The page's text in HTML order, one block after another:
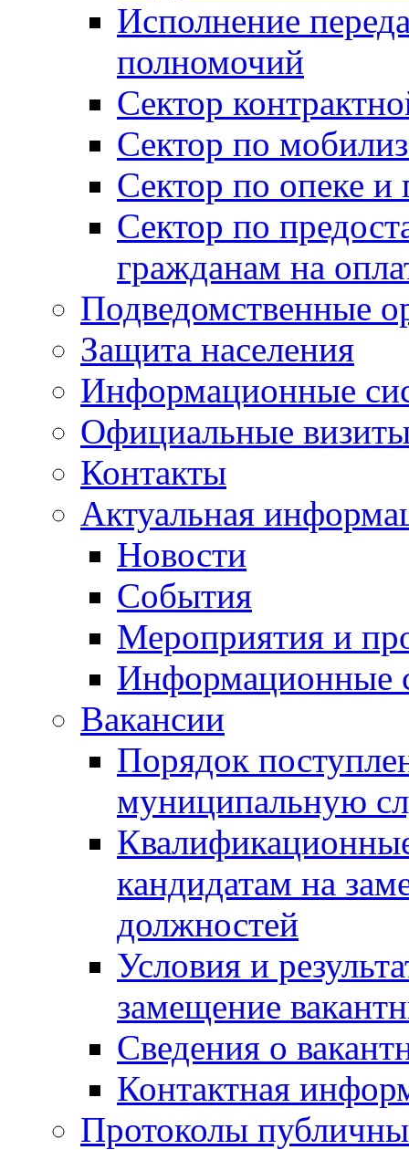
Исполнение
полномочий
Сектор
Сектор по
Сектор по опеке и
Сектор по
гражданам на
Подведомственные
Защита населения
Информационные
Официальные
Контакты
Актуальная
Новости
События
Мероприятия и
Информационные
Вакансии
Порядок
муниципальную
кандидатам на
должностей
Условия и
замещение
Сведения о
Контактная
Протоколы